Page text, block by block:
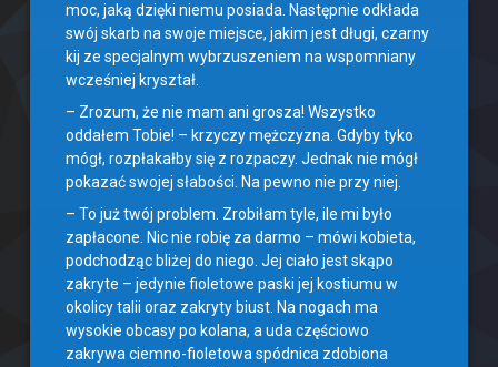
moc, jaką dzięki niemu posiada. Następnie odkłada
swój skarb na swoje miejsce, jakim jest długi, czarny
kij ze specjalnym wybrzuszeniem na wspomniany
wcześniej kryształ.
– Zrozum, że nie mam ani grosza! Wszystko
oddałem Tobie! – krzyczy mężczyzna. Gdyby tyko
mógł, rozpłakałby się z rozpaczy. Jednak nie mógł
pokazać swojej słabości. Na pewno nie przy niej.
– To już twój problem. Zrobiłam tyle, ile mi było
zapłacone. Nic nie robię za darmo – mówi kobieta,
podchodząc bliżej do niego. Jej ciało jest skąpo
zakryte – jedynie fioletowe paski jej kostiumu w
okolicy talii oraz zakryty biust. Na nogach ma
wysokie obcasy po kolana, a uda częściowo
zakrywa ciemno-fioletowa spódnica zdobiona